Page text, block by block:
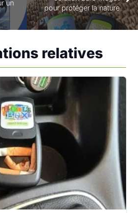
un
pour protéger la nature
relatives